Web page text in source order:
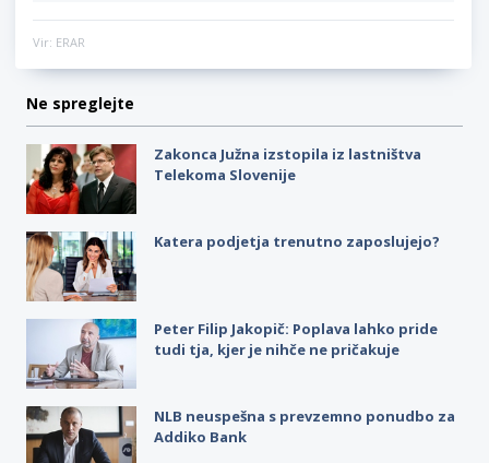
Vir: ERAR
Ne spreglejte
Zakonca Južna izstopila iz lastništva
Telekoma Slovenije
Katera podjetja trenutno zaposlujejo?
Peter Filip Jakopič: Poplava lahko pride
tudi tja, kjer je nihče ne pričakuje
NLB neuspešna s prevzemno ponudbo za
Addiko Bank